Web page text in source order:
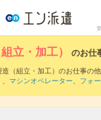
立・加工） のお仕
（組立・加工）のお仕事の他
、 マシンオペレーター、 フォ